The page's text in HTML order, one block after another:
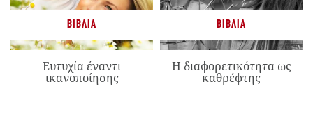
ΒΙΒΛΊΑ
Ευτυχία έναντι
ικανοποίησης
ΒΙΒΛΊΑ
Η διαφορετικότητα ως
καθρέφτης